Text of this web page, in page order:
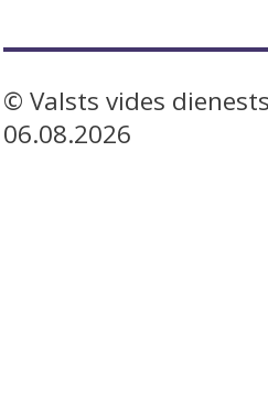
© Valsts vides
06.08.2026